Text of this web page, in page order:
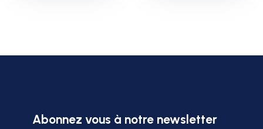
Abonnez vous à notre newsletter